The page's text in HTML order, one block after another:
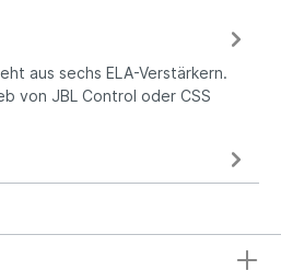
aus sechs ELA-Verstärkern.
von JBL Control oder CSS